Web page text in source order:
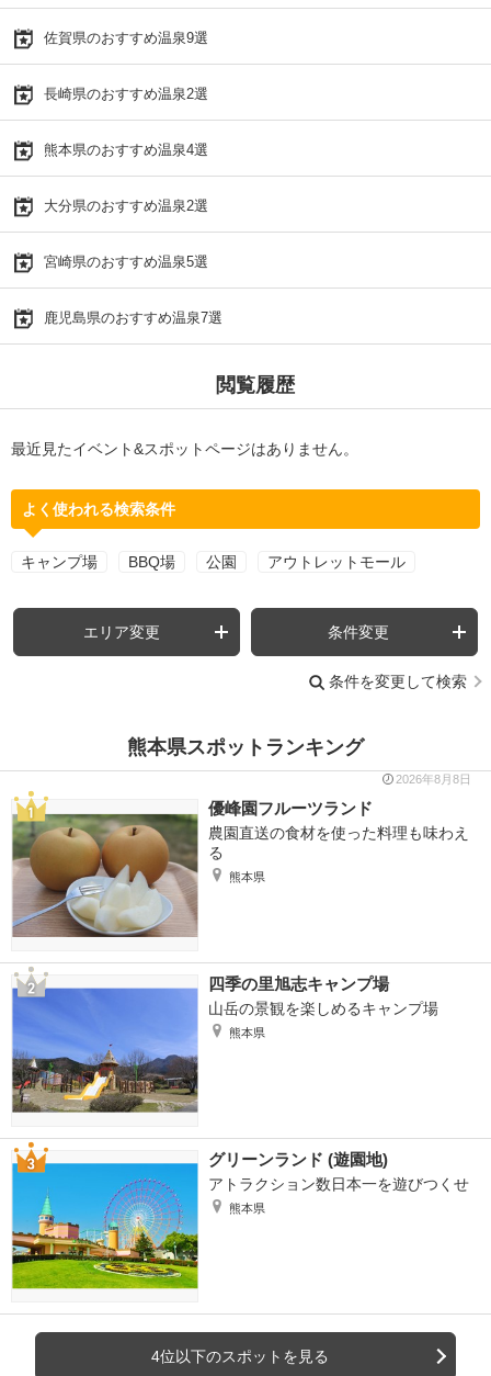
佐賀県のおすすめ温泉9選
長崎県のおすすめ温泉2選
熊本県のおすすめ温泉4選
大分県のおすすめ温泉2選
宮崎県のおすすめ温泉5選
鹿児島県のおすすめ温泉7選
閲覧履歴
最近見たイベント&スポットページはありません。
よく使われる検索条件
キャンプ場 BBQ場 公園 アウトレットモール
エリア変更 条件変更
条件を変更して検索
熊本県スポットランキング
2026年8月8日
優峰園フルーツランド
農園直送の食材を使った料理も味わえ
る
熊本県
四季の里旭志キャンプ場
山岳の景観を楽しめるキャンプ場
熊本県
グリーンランド (遊園地)
アトラクション数日本一を遊びつくせ
熊本県
4位以下のスポットを見る